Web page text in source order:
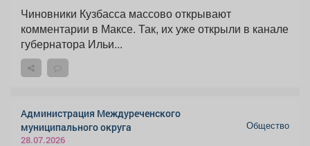
Чиновники Кузбасса массово открывают
комментарии в Максе. Так, их уже открыли в канале
губернатора Ильи...
Администрация Междуреченского
муниципального округа
28.07.2026
Общество